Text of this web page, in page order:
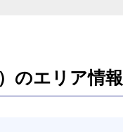
のエリア情報